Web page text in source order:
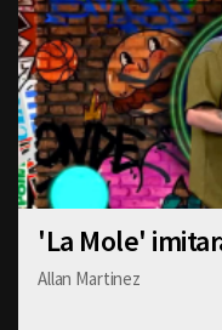
'La Mole'
Allan Martinez